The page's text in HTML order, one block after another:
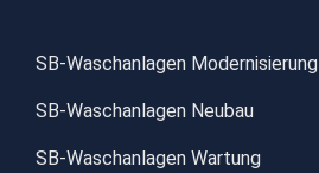
SB-Waschanlagen Modernisierung
SB-Waschanlagen Neubau
SB-Waschanlagen Wartung